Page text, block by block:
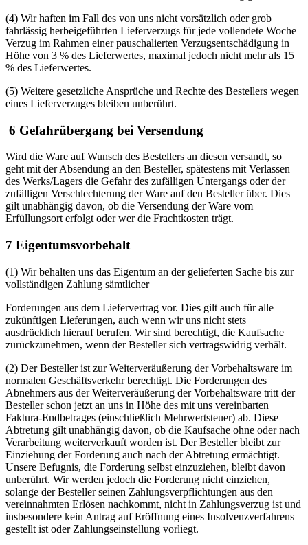
(4) Wir haften im Fall des von uns nicht vorsätzlich oder grob
fahrlässig herbeigeführten Lieferverzugs für jede vollendete Woche
Verzug im Rahmen einer pauschalierten Verzugsentschädigung in
Höhe von 3 % des Lieferwertes, maximal jedoch nicht mehr als 15
% des Lieferwertes.
(5) Weitere gesetzliche Ansprüche und Rechte des Bestellers wegen
eines Lieferverzuges bleiben unberührt.
6 Gefahrübergang bei Versendung
Wird die Ware auf Wunsch des Bestellers an diesen versandt, so
geht mit der Absendung an den Besteller, spätestens mit Verlassen
des Werks/Lagers die Gefahr des zufälligen Untergangs oder der
zufälligen Verschlechterung der Ware auf den Besteller über. Dies
gilt unabhängig davon, ob die Versendung der Ware vom
Erfüllungsort erfolgt oder wer die Frachtkosten trägt.
7 Eigentumsvorbehalt
(1) Wir behalten uns das Eigentum an der gelieferten Sache bis zur
vollständigen Zahlung sämtlicher
Forderungen aus dem Liefervertrag vor. Dies gilt auch für alle
zukünftigen Lieferungen, auch wenn wir uns nicht stets
ausdrücklich hierauf berufen. Wir sind berechtigt, die Kaufsache
zurückzunehmen, wenn der Besteller sich vertragswidrig verhält.
(2) Der Besteller ist zur Weiterveräußerung der Vorbehaltsware im
normalen Geschäftsverkehr berechtigt. Die Forderungen des
Abnehmers aus der Weiterveräußerung der Vorbehaltsware tritt der
Besteller schon jetzt an uns in Höhe des mit uns vereinbarten
Faktura-Endbetrages (einschließlich Mehrwertsteuer) ab. Diese
Abtretung gilt unabhängig davon, ob die Kaufsache ohne oder nach
Verarbeitung weiterverkauft worden ist. Der Besteller bleibt zur
Einziehung der Forderung auch nach der Abtretung ermächtigt.
Unsere Befugnis, die Forderung selbst einzuziehen, bleibt davon
unberührt. Wir werden jedoch die Forderung nicht einziehen,
solange der Besteller seinen Zahlungsverpflichtungen aus den
vereinnahmten Erlösen nachkommt, nicht in Zahlungsverzug ist und
insbesondere kein Antrag auf Eröffnung eines Insolvenzverfahrens
gestellt ist oder Zahlungseinstellung vorliegt.